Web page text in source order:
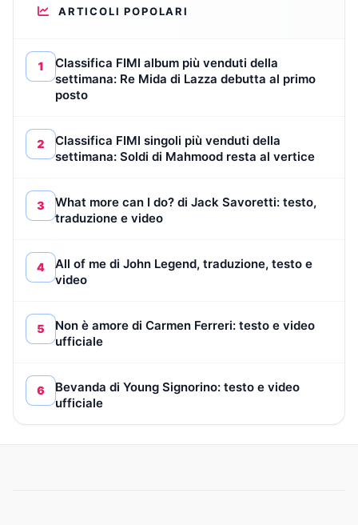
ARTICOLI POPOLARI
1
Classifica FIMI album più venduti della
settimana: Re Mida di Lazza debutta al primo
posto
2
Classifica FIMI singoli più venduti della
settimana: Soldi di Mahmood resta al vertice
3
What more can I do? di Jack Savoretti: testo,
traduzione e video
4
All of me di John Legend, traduzione, testo e
video
5
Non è amore di Carmen Ferreri: testo e video
ufficiale
6
Bevanda di Young Signorino: testo e video
ufficiale